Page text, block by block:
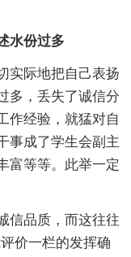
水份过多
际地把自己表扬
多，丢失了诚信分
作经验，就猛对自
事成了学生会副主
富等等。此举一定
品质，而这往往
价一栏的发挥确